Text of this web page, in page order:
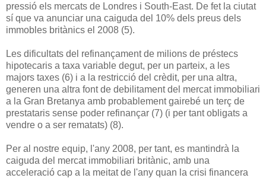
pressió els mercats de Londres i South-East. De fet la ciutat
sí que va anunciar una caiguda del 10% dels preus dels
immobles britànics el 2008 (5).
Les dificultats del refinançament de milions de préstecs
hipotecaris a taxa variable degut, per un parteix, a les
majors taxes (6) i a la restricció del crèdit, per una altra,
generen una altra font de debilitament del mercat immobiliari
a la Gran Bretanya amb probablement gairebé un terç de
prestataris sense poder refinançar (7) (i per tant obligats a
vendre o a ser rematats) (8).
Per al nostre equip, l'any 2008, per tant, es mantindrà la
caiguda del mercat immobiliari britànic, amb una
acceleració cap a la meitat de l'any quan la crisi financera